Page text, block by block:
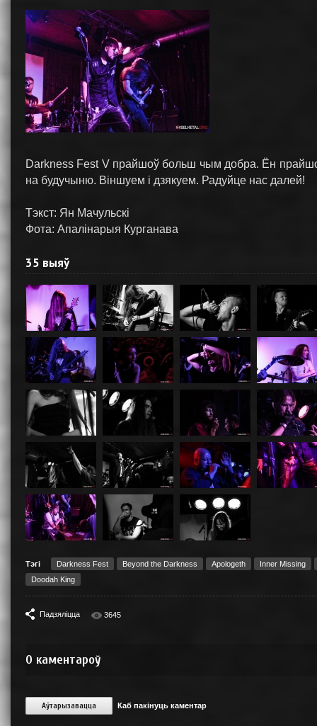
Darkness Fest V прайшоў больш чым добра. Ён
на будучыню. Віншуем і дзякуем. Радуйце нас далей!
Тэкст: Ян Мачульскі
Фота: Апалiнарыя Курганава
35 выяў
Тэгі Darkness Fest Beyond the Darkness Apologeth
Inner Missing
Doodah King
Падзяліцца 3645
0 каментароў
Аўтарызавацца Каб пакінуць каментар